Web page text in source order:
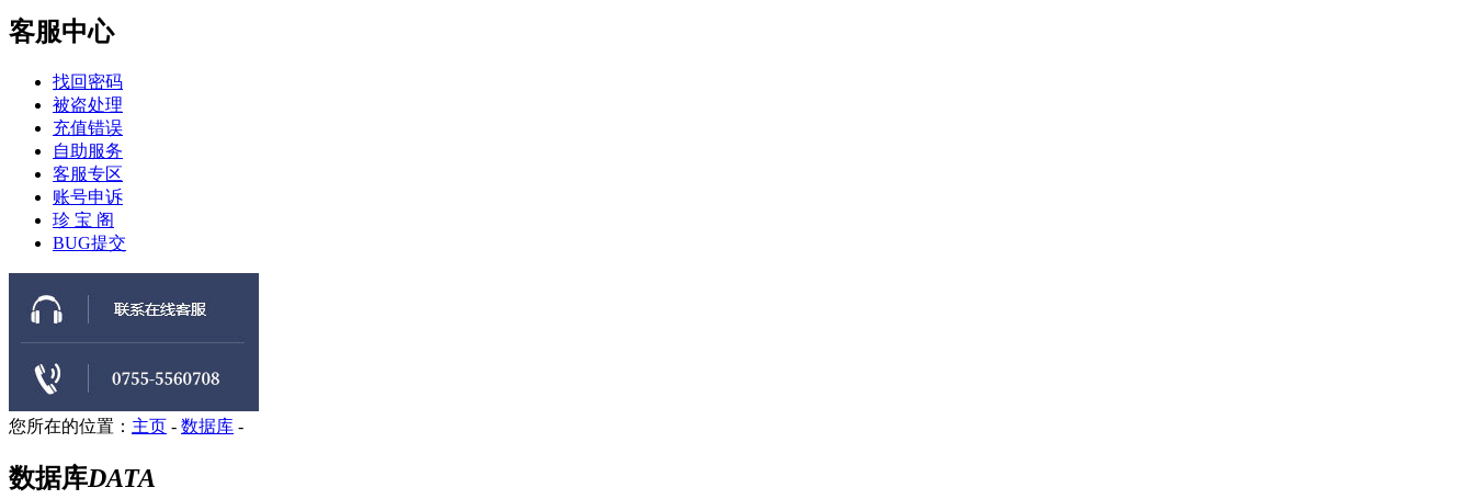
客服中心
被盗处理
充值错误
自助服务
客服专区
账号申诉
珍 宝 阁
BUG提交
您所在的位置：主页-数据库-
数据库DATA